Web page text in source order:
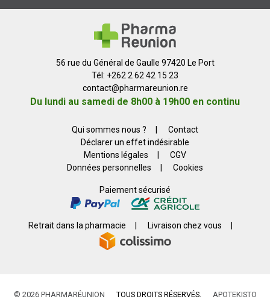
56 rue du Général de Gaulle 97420 Le Port
Tél: +262 2 62 42 15 23
contact@pharmareunion.re
Du lundi au samedi de 8h00 à 19h00 en continu
Qui sommes nous ?
Contact
Déclarer un effet indésirable
Mentions légales
CGV
Données personnelles
Cookies
Paiement sécurisé
Retrait dans la pharmacie Livraison chez vous
© 2026 PHARMARÉUNION TOUS DROITS RÉSERVÉS. APOTEKISTO